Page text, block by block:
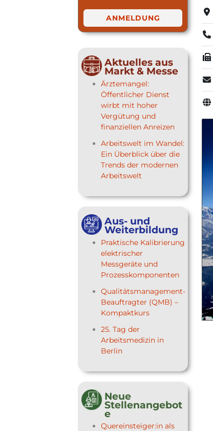
ANMELDUNG
Aktuelles aus
Markt & Messe
Ärztemangel:
Öffentlicher Dienst
wirbt mit hoher
Vergütung und
finanziellen Anreizen
Arbeitswelt im Wandel:
Ein Überblick über die
Trends der modernen
Arbeitswelt
Aus- und
Weiterbildung
Praktische Kalibrierung
elektrischer
Messgeräte und
Prozesskomponenten
Qualitätsmanagement-
Beauftragter (QMB) –
Kompaktkurs
25. Tag der
Arbeitsmedizin in
Berlin
Neue
Stellenangebot
e
Quereinsteiger:in als